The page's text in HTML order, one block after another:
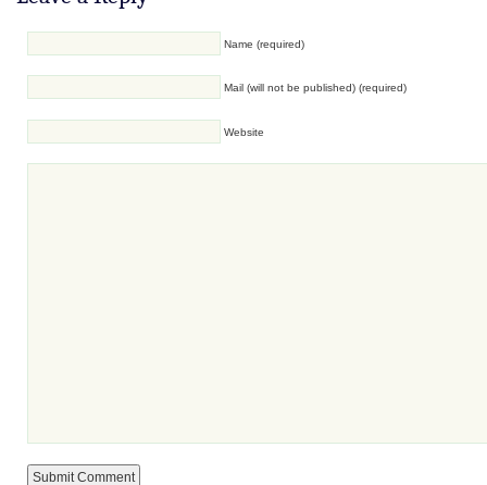
Name (required)
Mail (will not be published) (required)
Website